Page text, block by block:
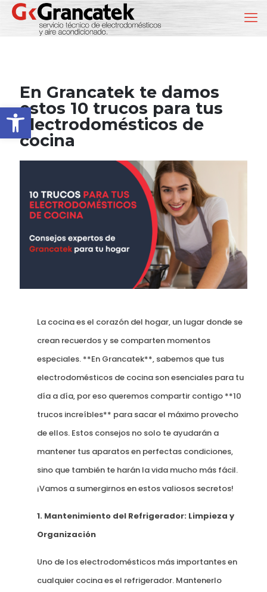
Abrir barra de herramientas
En Grancatek te damos
estos 10 trucos para tus
electrodomésticos de
cocina
La cocina es el corazón del hogar, un lugar donde se
crean recuerdos y se comparten momentos
especiales. **En Grancatek**, sabemos que tus
electrodomésticos de cocina son esenciales para tu
día a día, por eso queremos compartir contigo **10
trucos increíbles** para sacar el máximo provecho
de ellos. Estos consejos no solo te ayudarán a
mantener tus aparatos en perfectas condiciones,
sino que también te harán la vida mucho más fácil.
¡Vamos a sumergirnos en estos valiosos secretos!
1. Mantenimiento del Refrigerador: Limpieza y
Organización
Uno de los electrodomésticos más importantes en
cualquier cocina es el refrigerador. Mantenerlo